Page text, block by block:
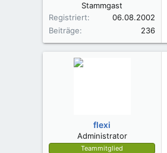
Stammgast
Registriert
06.08.2002
Beiträge
236
flexi
Administrator
Teammitglied